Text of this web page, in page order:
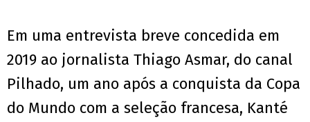
Em uma entrevista breve concedida em
2019 ao jornalista Thiago Asmar, do canal
Pilhado, um ano após a conquista da Copa
do Mundo com a seleção francesa, Kanté